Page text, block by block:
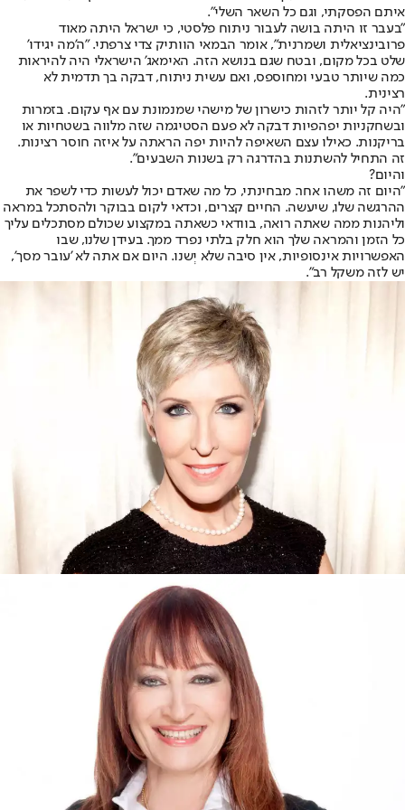
איתם הפסקתי, וגם כל השאר השלי".
"בעבר זו היתה בושה לעבור ניתוח פלסטי, כי ישראל היתה מאוד
פרובינציאלית ושמרנית", אומר הבמאי הוותיק צדי צרפתי. "ה'מה יגידו'
שלט בכל מקום, ובטח שגם בנושא הזה. האימאג' הישראלי היה להיראות
כמה שיותר טבעי ומחוספס, ואם עשית ניתוח, דבקה בך תדמית לא
רצינית.
"היה קל יותר לזהות כישרון של מישהי שמנמונת עם אף עקום. בזמרות
ובשחקניות יפהפיות דבקה לא פעם הסטיגמה שזה מלווה בשטחיות או
בריקנות. כאילו עצם השאיפה להיות יפה הראתה על איזה חוסר רצינות.
זה התחיל להשתנות בהדרגה רק בשנות השבעים".
והיום?
"היום זה משהו אחר. מבחינתי, כל מה שאדם יכול לעשות כדי לשפר את
ההרגשה שלו, שיעשה. החיים קצרים, וכדאי לקום בבוקר ולהסתכל במראה
וליהנות ממה שאתה רואה, בוודאי כשאתה במקצוע שכולם מסתכלים עליך
כל הזמן והמראה שלך הוא חלק בלתי נפרד ממך. בעידן שלנו, שבו
האפשרויות אינסופיות, אין סיבה שלא יְשנו. היום אם אתה לא 'עובר מסך',
יש לזה משקל רב".